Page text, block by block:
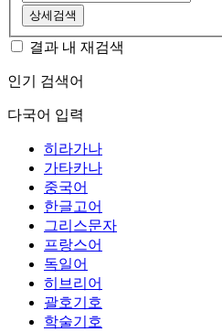
상세검색
결과 내 재검색
인기 검색어
다국어 입력
히라가나
가타카나
중국어
한글고어
그리스문자
프랑스어
독일어
히브리어
괄호기호
학술기호